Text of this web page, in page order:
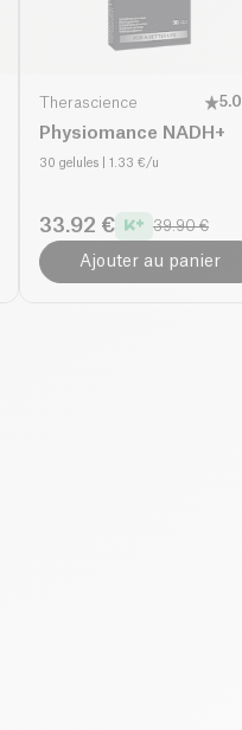
Therascience 5.0
Physiomance NADH+
30 gelules | 1.33 €/u
33.92 € 39.90 €
Ajouter au panier